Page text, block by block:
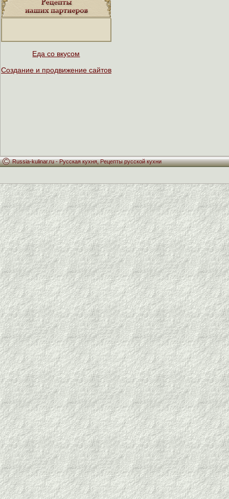
Еда со вкусом
Создание и продвижение сайтов
Russia-kulinar.ru -Русская кухня,Рецепты русской кухни